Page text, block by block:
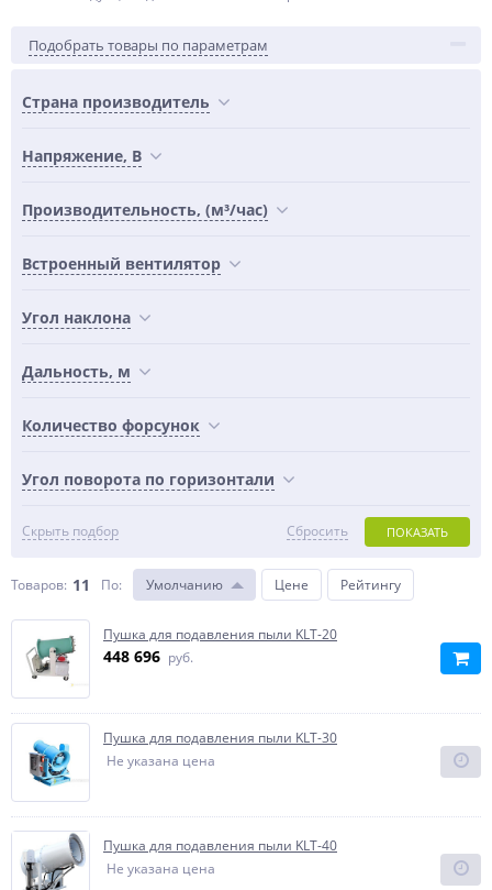
Подобрать товары по параметрам
Страна производитель
Напряжение, В
Производительность, (м³/час)
Встроенный вентилятор
Угол наклона
Дальность, м
Количество форсунок
Угол поворота по горизонтали
Скрыть подбор ПОКАЗАТЬ
Сбросить
Товаров: 11 По: Умолчанию Цене Рейтингу
Пушка для подавления пыли KLT-20
448 696 руб.
Пушка для подавления пыли KLT-30
Не указана цена
Пушка для подавления пыли KLT-40
Не указана цена